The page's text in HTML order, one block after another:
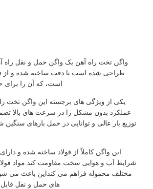
واگن تخت راه آهن یک واگن حمل و نقل
طراحی شده است.با دقت ساخته شده و از
است، که آن را برای
توزیع بار عالی و توانایی در حمل بارهای
این واگن کاملاً از فولاد ساخته شده و
شرایط آب و هوایی سخت مقاومت کند.مواد
مختلف محموله فراهم می کنداین باعث می
های حمل و نقل قابل